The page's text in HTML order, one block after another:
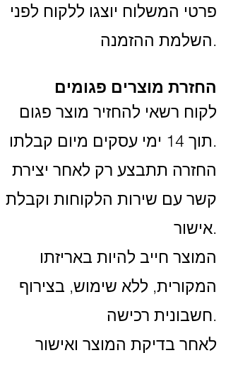
פרטי המשלוח יוצגו ללקוח לפני
השלמת ההזמנה.
החזרת מוצרים פגומים
לקוח רשאי להחזיר מוצר פגום
תוך 14 ימי עסקים מיום קבלתו.
החזרה תתבצע רק לאחר יצירת
קשר עם שירות הלקוחות וקבלת
אישור.
המוצר חייב להיות באריזתו
המקורית, ללא שימוש, בצירוף
חשבונית רכישה.
לאחר בדיקת המוצר ואישור